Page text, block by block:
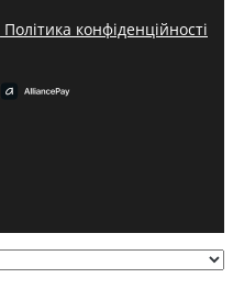
Політика конфіденційності